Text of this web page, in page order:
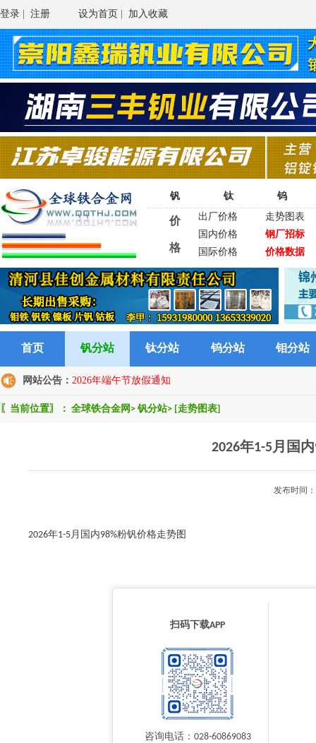
登录 注册 设为首页 加入收藏
钒 钛 钨
价
格
出厂价格
走势图表
国内价格
钢厂招标
国际价格
价格数据
首页 钒分站 钛分站 钨分站 钼分站
网站公告： 2026年端午节放假通知
〖当前位置〗： 全球铁合金网 > 钒分站> [走势图表]
2026年1-5月国
发布时间
2026年1-5月国内98%粉钒价格走势图
扫码下载APP
咨询电话：028-60869083